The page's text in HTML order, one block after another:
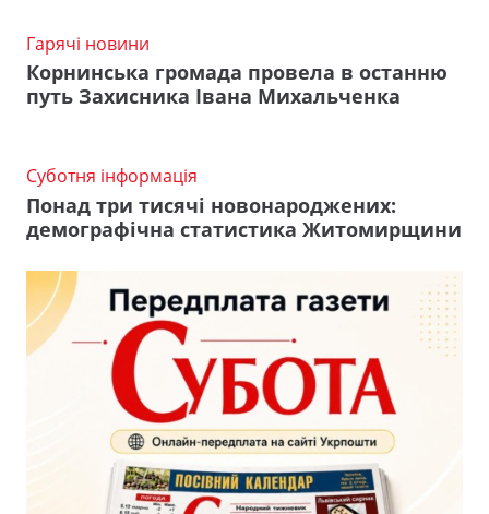
Гарячі новини
Корнинська громада провела в останню
путь Захисника Івана Михальченка
Суботня інформація
Понад три тисячі новонароджених:
демографічна статистика Житомирщини